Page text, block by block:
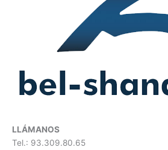
LLÁMANOS
Tel.: 93.309.80.65